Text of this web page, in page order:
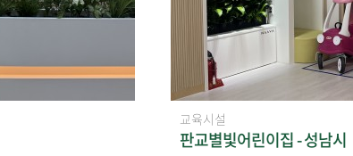
교육시설
판교별빛어린이집 - 성남시